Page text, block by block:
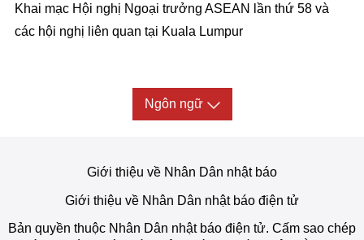
Khai mạc Hội nghị Ngoại trưởng ASEAN lần thứ 58 và
các hội nghị liên quan tại Kuala Lumpur
Ngôn ngữ
Giới thiệu về Nhân Dân nhật báo
Giới thiệu về Nhân Dân nhật báo điện tử
Bản quyền thuộc Nhân Dân nhật báo điện tử. Cấm sao chép